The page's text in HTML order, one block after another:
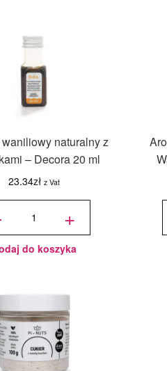
naturalny z
– Decora 20 ml
23.34zł z Vat
z
ml
+
do koszyka